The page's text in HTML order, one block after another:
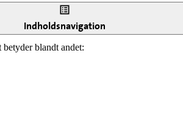
Indholdsnavigation
blandt andet: